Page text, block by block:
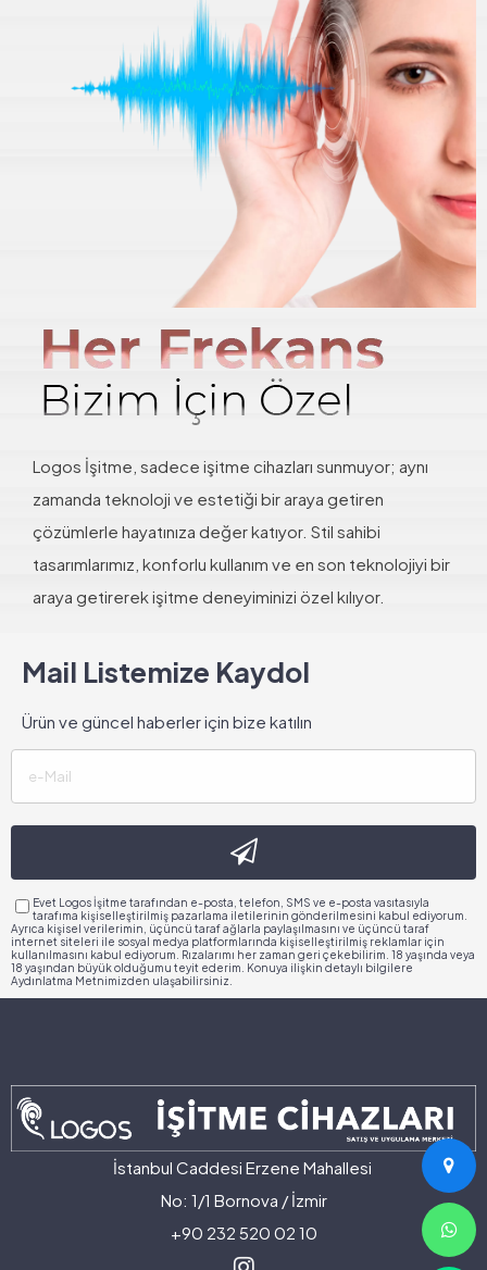
Logos İşitme, sadece işitme cihazları sunmuyor; aynı
zamanda teknoloji ve estetiği bir araya getiren
çözümlerle hayatınıza değer katıyor. Stil sahibi
tasarımlarımız, konforlu kullanım ve en son teknolojiyi bir
araya getirerek işitme deneyiminizi özel kılıyor.
Mail Listemize Kaydol
Ürün ve güncel haberler için bize katılın
Evet Logos İşitme tarafından e-posta, telefon, SMS ve e-posta vasıtasıyla
tarafıma kişiselleştirilmiş pazarlama iletilerinin gönderilmesini kabul ediyorum.
Ayrıca kişisel verilerimin, üçüncü taraf ağlarla paylaşılmasını ve üçüncü taraf
internet siteleri ile sosyal medya platformlarında kişiselleştirilmiş reklamlar için
kullanılmasını kabul ediyorum. Rızalarımı her zaman geri çekebilirim. 18 yaşında veya
18 yaşından büyük olduğumu teyit ederim. Konuya ilişkin detaylı bilgilere
Aydınlatma Metnimizden ulaşabilirsiniz.
İstanbul Caddesi Erzene Mahallesi
No: 1/1 Bornova / İzmir
+90 232 520 02 10